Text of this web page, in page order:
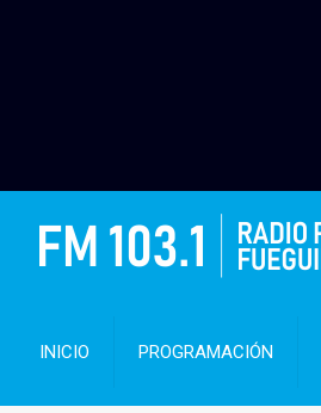
INICIO PROGRAMACIÓN